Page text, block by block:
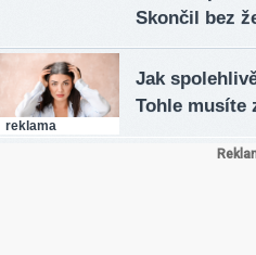
Skončil bez
reklama
Jak
Tohle musíte